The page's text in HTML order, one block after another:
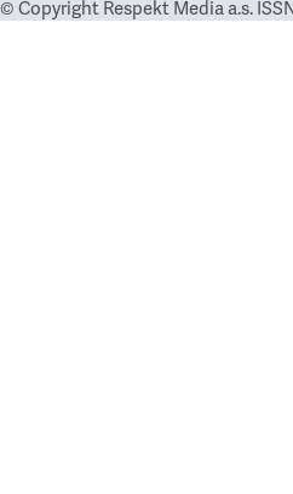
© Copyright Respekt Media a.s.